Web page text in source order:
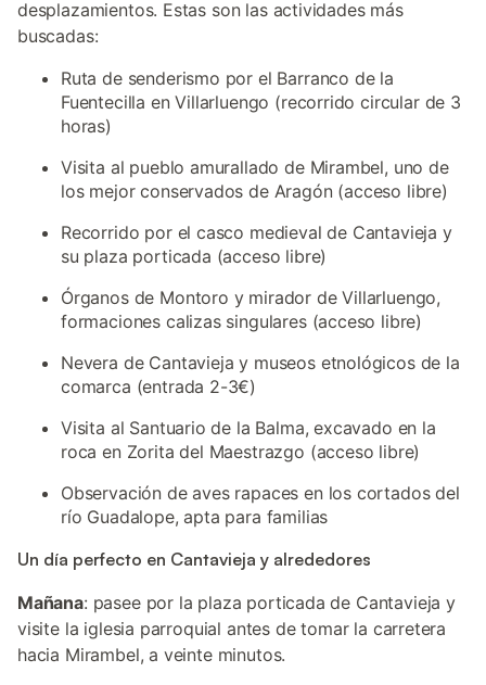
desplazamientos. Estas son las actividades más
buscadas:
Ruta de senderismo por el Barranco de la
Fuentecilla en Villarluengo (recorrido circular de 3
horas)
Visita al pueblo amurallado de Mirambel, uno de
los mejor conservados de Aragón (acceso libre)
Recorrido por el casco medieval de Cantavieja y
su plaza porticada (acceso libre)
Órganos de Montoro y mirador de Villarluengo,
formaciones calizas singulares (acceso libre)
Nevera de Cantavieja y museos etnológicos de la
comarca (entrada 2-3€)
Visita al Santuario de la Balma, excavado en la
roca en Zorita del Maestrazgo (acceso libre)
Observación de aves rapaces en los cortados del
río Guadalope, apta para familias
Un día perfecto en Cantavieja y alrededores
Mañana: pasee por la plaza porticada de Cantavieja y
visite la iglesia parroquial antes de tomar la carretera
hacia Mirambel, a veinte minutos.